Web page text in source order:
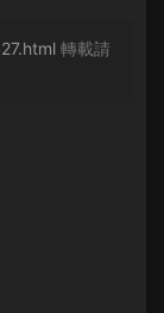
轉載請